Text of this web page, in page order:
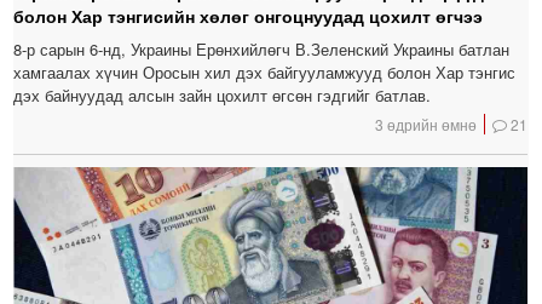
болон Хар тэнгисийн хөлөг онгоцнуудад цохилт өгчээ
8-р сарын 6-нд, Украины Ерөнхийлөгч В.Зеленский Украины батлан ​​
хамгаалах хүчин Оросын хил дэх байгууламжууд болон Хар тэнгис
дэх байнуудад алсын зайн цохилт өгсөн гэдгийг батлав.
3 өдрийн өмнө 21